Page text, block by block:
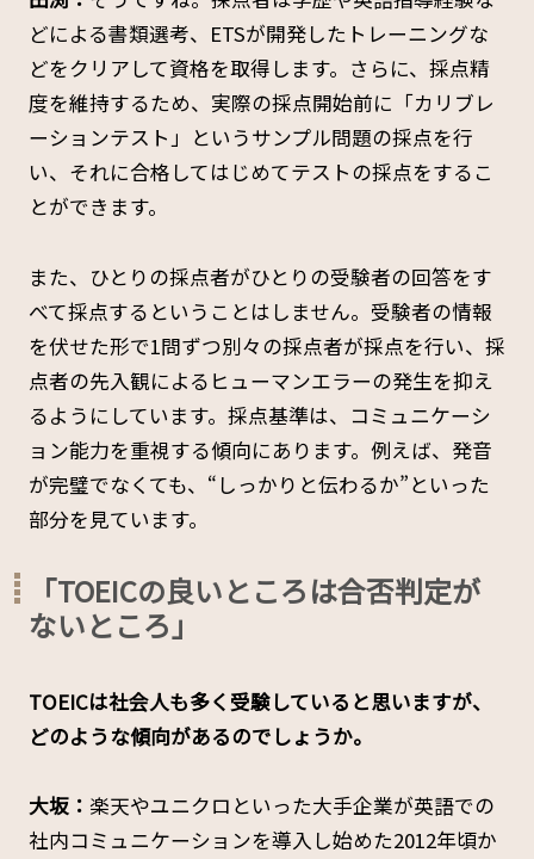
どによる書類選考、ETSが開発したトレーニングな
どをクリアして資格を取得します。さらに、採点精
度を維持するため、実際の採点開始前に「カリブレ
ーションテスト」というサンプル問題の採点を行
い、それに合格してはじめてテストの採点をするこ
とができます。
また、ひとりの採点者がひとりの受験者の回答をす
べて採点するということはしません。受験者の情報
を伏せた形で1問ずつ別々の採点者が採点を行い、採
点者の先入観によるヒューマンエラーの発生を抑え
るようにしています。採点基準は、コミュニケーシ
ョン能力を重視する傾向にあります。例えば、発音
が完璧でなくても、“しっかりと伝わるか”といった
部分を見ています。
「TOEICの良いところは合否判定が
ないところ」
――TOEICは社会人も多く受験していると思いますが、
どのような傾向があるのでしょうか。
大坂： 楽天やユニクロといった大手企業が英語での
社内コミュニケーションを導入し始めた2012年頃か